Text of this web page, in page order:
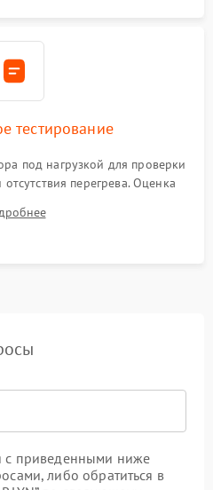
тестирование
под нагрузкой для проверки
перегрева. Оценка
на тестовых
всех видеовходов и кнопок
с приведенными ниже
либо обратиться в